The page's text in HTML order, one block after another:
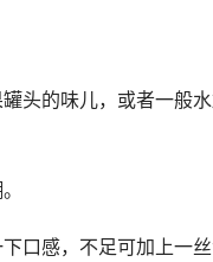
头的味儿，或者一般
口感，不足可加上一丝